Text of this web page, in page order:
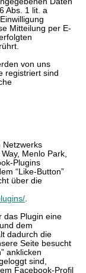
Abs. 1 lit. a
Mitteilung per E-
von uns
registriert sind
Netzwerks
Menlo Park,
Plugins
“Like-Button”
über die
.
das Plugin eine
dem
dadurch die
Seite besucht
anklicken
sind,
Facebook-Profil